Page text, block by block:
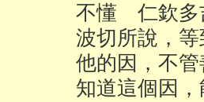
不懂 仁欽多
波切所說，
他的因，不
知道這個因